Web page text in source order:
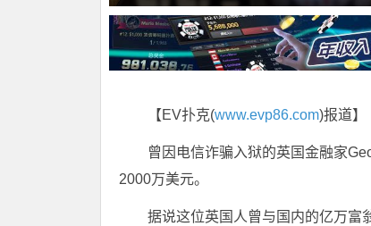
【EV扑克(www.evp86.com)报道】
曾因电信诈骗入狱的英国金融家
2000万美元。
据说这位英国人曾与国内的亿万富